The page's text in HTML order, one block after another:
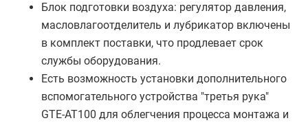
Блок подготовки воздуха: регулятор давления,
масловлагоотделитель и лубрикатор включены
в комплект поставки, что продлевает срок
службы оборудования.
Есть возможность установки дополнительного
вспомогательного устройства "третья рука"
GTE-AT100 для облегчения процесса монтажа и